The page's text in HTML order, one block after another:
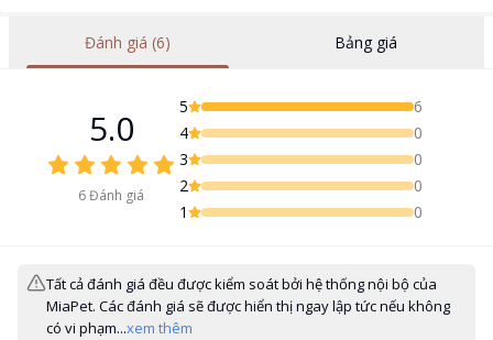
Đánh giá (6) Bảng giá
5.0
6Đánh giá
5
6
4
0
3
0
2
0
1
0
Tất cả đánh giá đều được kiểm soát bởi hệ thống nội bộ của
MiaPet. Các đánh giá sẽ được hiển thị ngay lập tức nếu không
có vi phạm...xem thêm